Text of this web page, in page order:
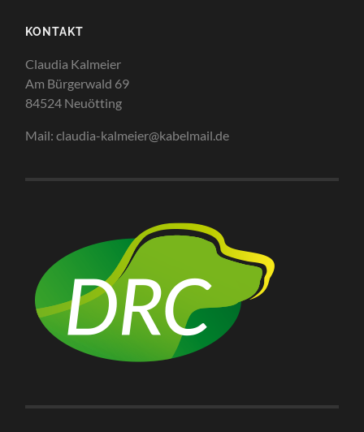
KONTAKT
Claudia Kalmeier
Am Bürgerwald 69
84524 Neuötting
Mail: claudia-kalmeier@kabelmail.de